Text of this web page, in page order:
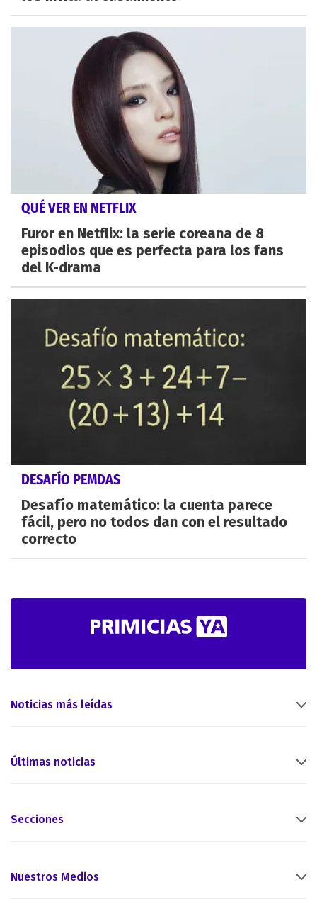
QUÉ VER EN NETFLIX
Furor en Netflix: la serie coreana de 8
episodios que es perfecta para los fans
del K-drama
DESAFÍO PEMDAS
Desafío matemático: la cuenta parece
fácil, pero no todos dan con el resultado
correcto
Noticias más leídas
Últimas noticias
Secciones
Nuestros Medios